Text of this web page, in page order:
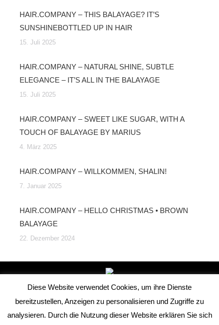
HAIR.COMPANY – THIS BALAYAGE? IT’S
SUNSHINEBOTTLED UP IN HAIR
15. Juli 2025
HAIR.COMPANY – NATURAL SHINE, SUBTLE
ELEGANCE – IT’S ALL IN THE BALAYAGE
15. Juli 2025
HAIR.COMPANY – SWEET LIKE SUGAR, WITH A
TOUCH OF BALAYAGE BY MARIUS
4. März 2025
HAIR.COMPANY – WILLKOMMEN, SHALIN!
7. Januar 2025
HAIR.COMPANY – HELLO CHRISTMAS • BROWN
BALAYAGE
22. Dezember 2024
Fusszeile
Diese Website verwendet Cookies, um ihre Dienste
bereitzustellen, Anzeigen zu personalisieren und Zugriffe zu
analysieren. Durch die Nutzung dieser Website erklären Sie sich